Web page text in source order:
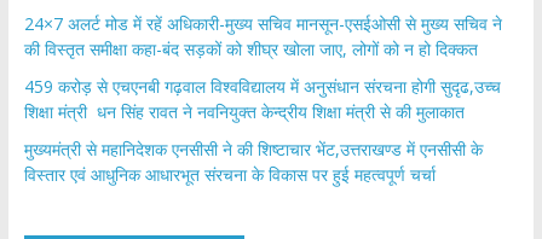
24×7 अलर्ट मोड में रहें अधिकारी-मुख्य सचिव मानसून-एसईओसी से मुख्य सचिव ने
की विस्तृत समीक्षा कहा-बंद सड़कों को शीघ्र खोला जाए, लोगों को न हो दिक्कत
459 करोड़ से एचएनबी गढ़वाल विश्वविद्यालय में अनुसंधान संरचना होगी सुदृढ,उच्च
शिक्षा मंत्री धन सिंह रावत ने नवनियुक्त केन्द्रीय शिक्षा मंत्री से की मुलाकात
मुख्यमंत्री से महानिदेशक एनसीसी ने की शिष्टाचार भेंट,उत्तराखण्ड में एनसीसी के
विस्तार एवं आधुनिक आधारभूत संरचना के विकास पर हुई महत्वपूर्ण चर्चा